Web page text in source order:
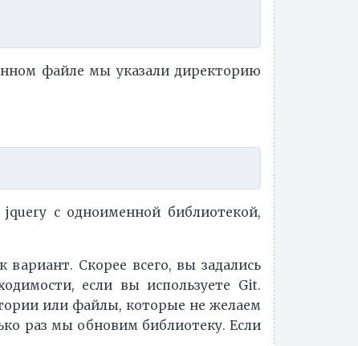
файле мы указали директорию
с одноименной библиотекой,
Скорее всего, вы задались
если вы используете Git.
или файлы, которые не желаем
раз мы обновим библиотеку. Если